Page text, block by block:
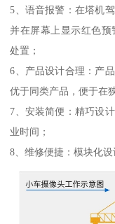
5、语音报警：在塔机
并在屏幕上显示红色
处置；
6、产品设计合理：产
优于同类产品，便于在
7、安装简便：精巧设
业时间；
8、维修便捷：模块化